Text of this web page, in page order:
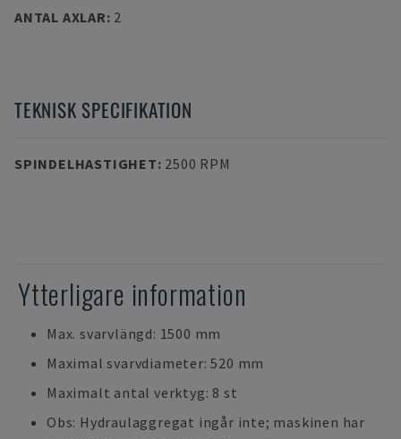
ANTAL AXLAR: 2
TEKNISK SPECIFIKATION
SPINDELHASTIGHET: 2500 RPM
Ytterligare information
Max. svarvlängd: 1500 mm
Maximal svarvdiameter: 520 mm
Maximalt antal verktyg: 8 st
Obs: Hydraulaggregat ingår inte; maskinen har